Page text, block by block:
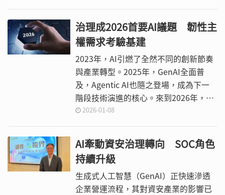
成熟度所處的階段。
治理成2026首要AI議題 韌性主
權需求考驗基建
2023年，AI引燃了全然不同的創新節奏
與產業轉型。2025年，GenAI全面普
及，Agentic AI也隨之登場，成為下一
階段技術演進的核心。來到2026年，AI
重新改寫企業與整個產業的運作方式，
能。
2026-01-08
AI牽動資安治理轉向 SOC角色
持續升級
生成式人工智慧（GenAI）正快速滲透
企業營運流程，其對資安產業的影響已